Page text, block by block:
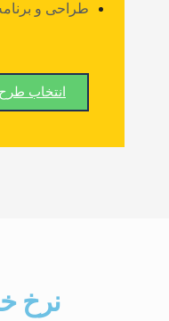
طراحی و
انتخاب طرح
نرخ